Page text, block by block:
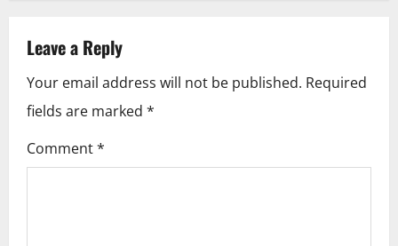
v
i
g
a
Leave a Reply
Your email address will not be published. Required
fields are marked *
Comment*